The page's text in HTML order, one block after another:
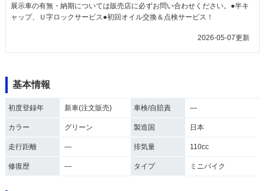
展示車の有無・納期については販売店に必ずお問い合わせください。●半キ
ャップ、Ｕ字ロックサービス●初回オイル交換＆点検サービス！
2026-05-07更新
基本情報
初度登録年 新車(注文販売) 車検/自賠責 ―
カラー グリーン 製造国 日本
走行距離 ― 排気量 110cc
修復歴 ― タイプ ミニバイク